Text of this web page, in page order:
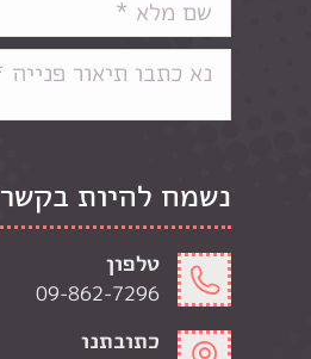
נשמח להיות בקשר
טלפון
09-862-7296
כתובתנו